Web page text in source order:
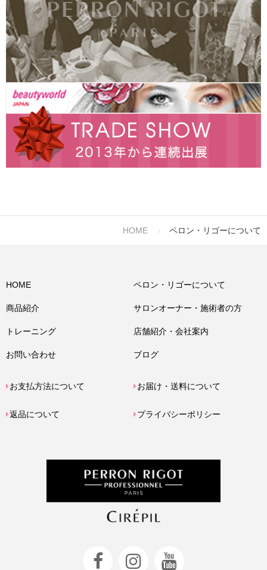
HOME ペロン・リゴーについて
HOME ペロン・リゴーについて
商品紹介 サロンオーナー・施術者の方
トレーニング 店舗紹介・会社案内
お問い合わせ ブログ
お支払方法について お届け・送料について
返品について プライバシーポリシー